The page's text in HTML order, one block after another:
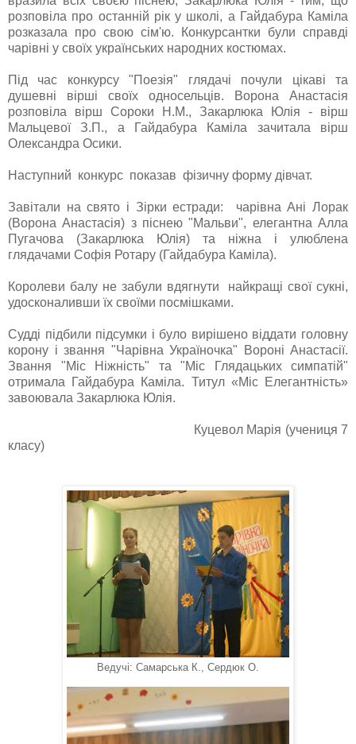
розповіла про останній рік у школі, а Гайдабура Каміла
розказала про свою сім'ю. Конкурсантки були справді
чарівні у своїх українських народних костюмах.
Під час конкурсу "Поезія" глядачі почули цікаві та
душевні вірші своїх односельців. Ворона Анастасія
розповіла вірш Сороки Н.М., Закарлюка Юлія - вірш
Мальцевої З.П., а Гайдабура Каміла зачитала вірш
Олександра Осики.
Наступний конкурс показав фізичну форму дівчат.
Завітали на свято і Зірки естради: чарівна Ані Лорак
(Ворона Анастасія) з піснею "Мальви", елегантна Алла
Пугачова (Закарлюка Юлія) та ніжна і улюблена
глядачами Софія Ротару (Гайдабура Каміла).
Королеви балу не забули вдягнути найкращі свої сукні,
удосконаливши їх своїми посмішками.
Судді підбили підсумки і було вирішено віддати головну
корону і звання "Чарівна Україночка" Вороні Анастасії.
Звання "Міс Ніжність" та "Міс Глядацьких симпатій"
отримала Гайдабура Каміла. Титул «Міс Елегантність»
завоювала Закарлюка Юлія.
Куцевол Марія (учениця 7
класу)
Ведучі: Самарська К., Сердюк О.